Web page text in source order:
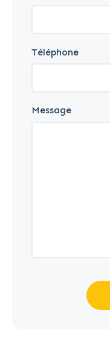
Téléphone
Message